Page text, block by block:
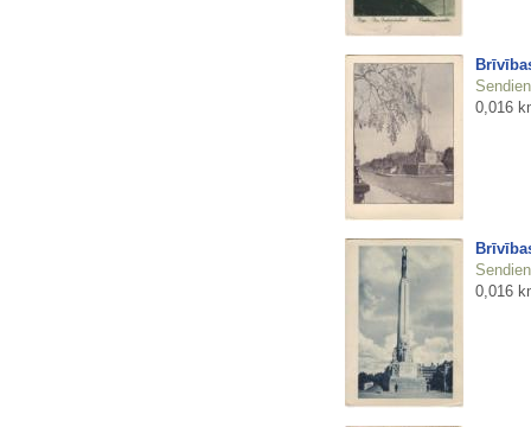
0,016
0,016